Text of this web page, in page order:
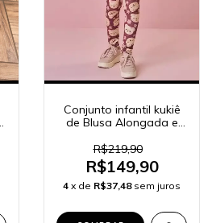
Conjunto infantil kukiê
de Blusa Alongada e
Kukiê Infantil Menina
R$219,90
R$149,90
4 x de R$37,48 sem juros